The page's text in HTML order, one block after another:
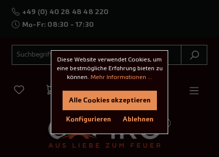
+49 (0) 40 28 48 48 220
Mo-Fr: 08:30 - 17:30
Diese Website verwendet Cookies, um
eine bestmögliche Erfahrung bieten zu
können. Mehr Informationen ...
Ablehnen
Konfigurieren
Alle Cookies akzeptieren